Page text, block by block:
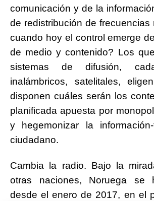
comunicación y de la
de redistribución de frecuencias
cuando hoy el control emerge
de medio y contenido? Los
sistemas de difusión,
inalámbricos, satelitales,
disponen cuáles serán los
planificada apuesta por
y hegemonizar la información-
ciudadano.
Cambia la radio. Bajo la
otras naciones, Noruega se
desde el enero de 2017, en el